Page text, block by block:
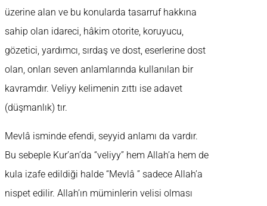
üzerine alan ve bu konularda tasarruf hakkına
sahip olan idareci, hâkim otorite, koruyucu,
gözetici, yardımcı, sırdaş ve dost, eserlerine dost
olan, onları seven anlamlarında kullanılan bir
kavramdır. Veliyy kelimenin zıttı ise adavet
(düşmanlık) tır.
Mevlâ isminde efendi, seyyid anlamı da vardır.
Bu sebeple Kur’an’da “veliyy” hem Allah’a hem de
kula izafe edildiği halde “Mevlâ ” sadece Allah’a
nispet edilir. Allah’ın müminlerin velisi olması